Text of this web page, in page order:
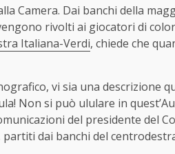
Camera. Dai banchi della
rivolti ai giocatori di
Italiana-Verdi, chiede che
vi sia una descrizione
Non si può ululare in
del presidente del
partiti dai banchi del